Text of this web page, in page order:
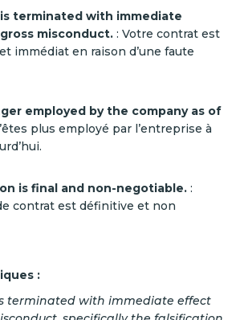
terminated with immediate
misconduct. : Votre contrat est
immédiat en raison d’une faute
employed by the company as of
plus employé par l’entreprise à
is final and non-negotiable. :
contrat est définitive et non
:
terminated with immediate effect